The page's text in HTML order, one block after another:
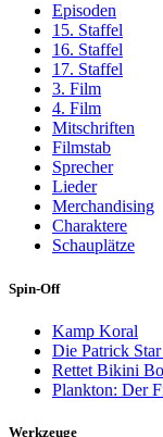
Episoden
15. Staffel
16. Staffel
17. Staffel
3. Film
4. Film
Mitschriften
Filmstab
Sprecher
Lieder
Merchandising
Charaktere
Schauplätze
Spin-Off
Kamp Koral
Die Patrick
Rettet Bikini
Plankton: Der
Werkzeuge